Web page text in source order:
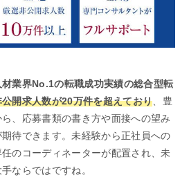
材業界No.1の転職成功実績の総合型転
公開求人数が20万件を超えており 、豊
、応募書類の書き方や面接への望み
待できます。未経験から正社員への
のコーディネーターが配置され、未
ならではですね。